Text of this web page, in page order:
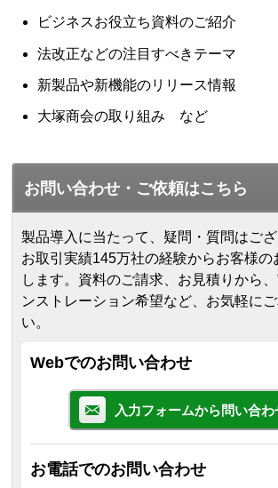
ビジネスお役立ち資料のご紹介
法改正などの注目すべきテーマ
新製品や新機能のリリース情報
大塚商会の取り組み など
お問い合わせ・ご依頼はこちら
製品導入に当たって、疑問・質問はご
お取引実績145万社の経験からお客様の
します。 資料のご請求、お見積りから
ンストレーション希望など、お気軽に
い。
Webでのお問い合わせ
入力フォームから問い合わ
お電話でのお問い合わせ